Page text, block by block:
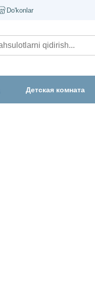
Do'konlar
Детская комната